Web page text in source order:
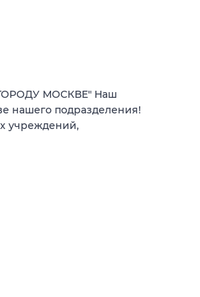
МОСКВЕ" Наш
нашего подразделения!
учреждений,